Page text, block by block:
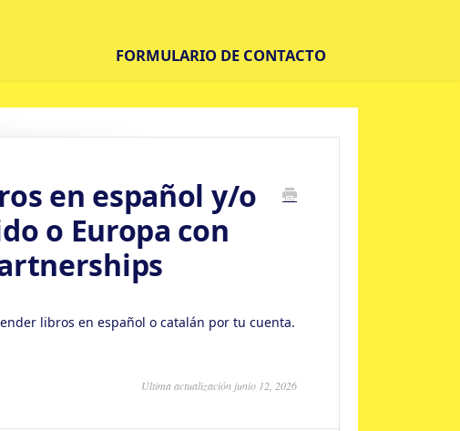
FORMULARIO DE CONTACTO
en español y/o
o Europa con
libros en español o catalán por tu cuenta.
Última actualización junio 12, 2026